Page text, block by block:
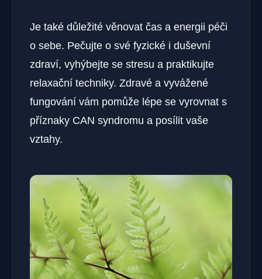
Je také důležité věnovat čas a energii péči
o sebe. Pečujte o své fyzické i duševní
zdraví, vyhýbejte se stresu a‌ praktikujte
‍relaxační techniky. ‌Zdravé a vyvážené
fungování vám pomůže lépe se vyrovnat s
příznaky CAN syndromu a posílit vaše
vztahy.